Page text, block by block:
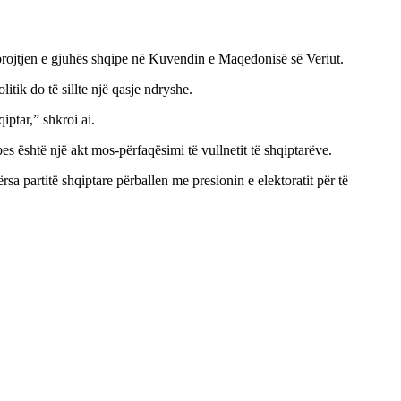
e gjuhës shqipe në Kuvendin e Maqedonisë së Veriut.
do të sillte një qasje ndryshe.
shkroi ai.
është një akt mos-përfaqësimi të vullnetit të shqiptarëve.
partitë shqiptare përballen me presionin e elektoratit për të